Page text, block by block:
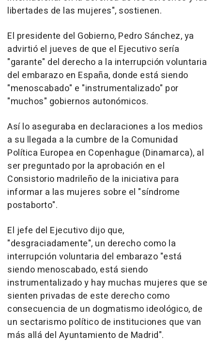
libertades de las mujeres", sostienen.
El presidente del Gobierno, Pedro Sánchez, ya
advirtió el jueves de que el Ejecutivo sería
"garante" del derecho a la interrupción voluntaria
del embarazo en España, donde está siendo
"menoscabado" e "instrumentalizado" por
"muchos" gobiernos autonómicos.
Así lo aseguraba en declaraciones a los medios
a su llegada a la cumbre de la Comunidad
Política Europea en Copenhague (Dinamarca), al
ser preguntado por la aprobación en el
Consistorio madrileño de la iniciativa para
informar a las mujeres sobre el "síndrome
postaborto".
El jefe del Ejecutivo dijo que,
"desgraciadamente", un derecho como la
interrupción voluntaria del embarazo "está
siendo menoscabado, está siendo
instrumentalizado y hay muchas mujeres que se
sienten privadas de este derecho como
consecuencia de un dogmatismo ideológico, de
un sectarismo político de instituciones que van
más allá del Ayuntamiento de Madrid".